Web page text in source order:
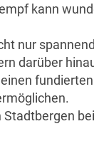
kann
nur
darüber
fundierten
Stadtbergen bei